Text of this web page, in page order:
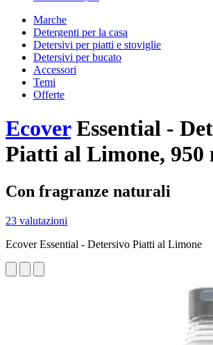
Marche
Detergenti per la casa
Detersivi per piatti e stoviglie
Detersivi per bucato
Accessori
Temi
Offerte
EcoverEssential -
Piatti al Limone, 950
Con fragranze naturali
23 valutazioni
Ecover Essential - Detersivo Piatti al Limone